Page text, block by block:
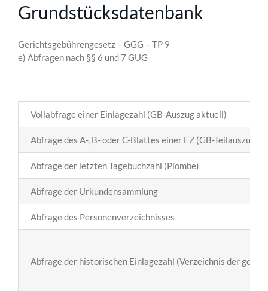
Grundstücksdatenbank
Gerichtsgebührengesetz – GGG – TP 9
e) Abfragen nach §§ 6 und 7 GUG
Vollabfrage einer Einlagezahl (GB-Auszug aktuell)
Abfrage des A-, B- oder C-Blattes einer EZ (GB-Teilauszug
Abfrage der letzten Tagebuchzahl (Plombe)
Abfrage der Urkundensammlung
Abfrage des Personenverzeichnisses
Abfrage der historischen Einlagezahl (Verzeichnis der